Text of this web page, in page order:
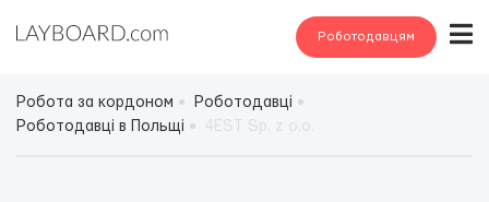
Роботодавцям
Робота за кордоном
Роботодавці
Роботодавці в Польщі